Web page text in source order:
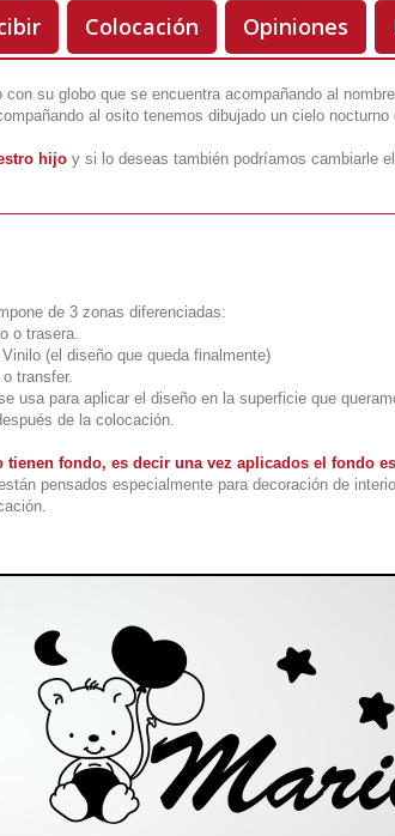
Colocación Opiniones
con su globo que se encuentra acompañando al
al osito tenemos dibujado un cielo
hijo y si lo deseas también podríamos cambiarle
de 3 zonas diferenciadas:
o trasera.
(el diseño que queda finalmente)
transfer.
usa para aplicar el diseño en la superficie que
de la colocación.
tienen fondo, es decir una vez aplicados el fondo
pensados especialmente para decoración de